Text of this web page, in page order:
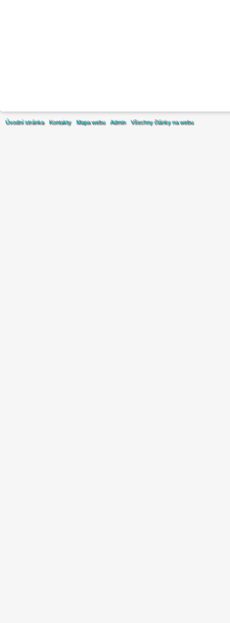
Úvodní stránka Kontakty Mapa webu Admin Všechny články na webu